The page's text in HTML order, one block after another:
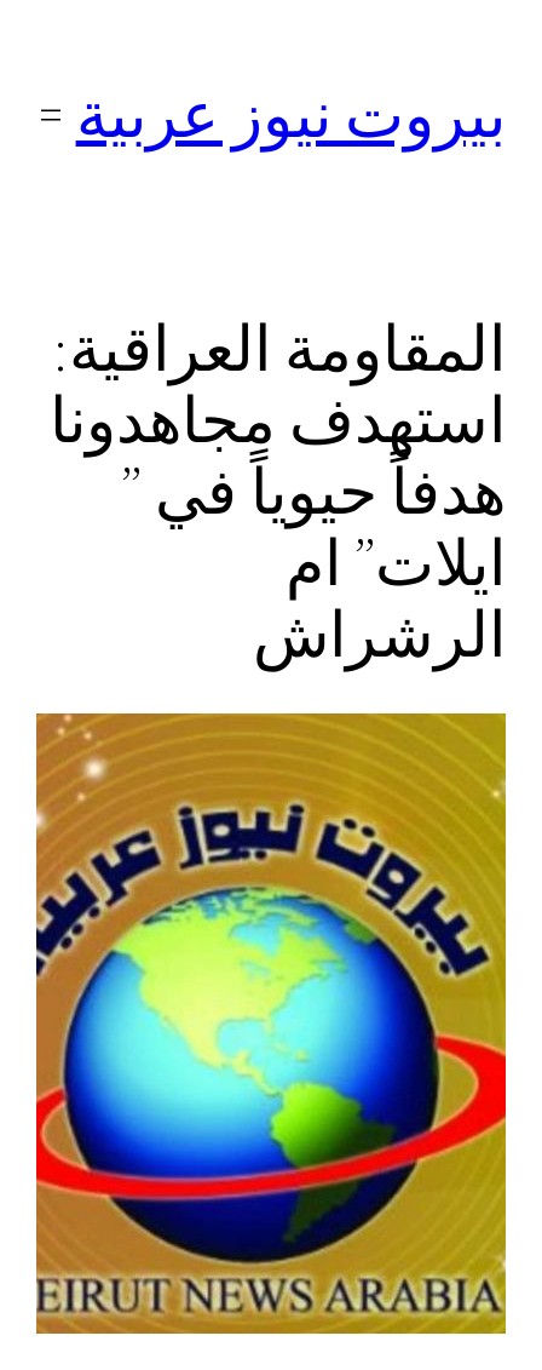
بيروت نيوز عربية
المقاومة العراقية:
استهدف مجاهدونا
هدفاً حيوياً في ”
ايلات” ام
الرشراش